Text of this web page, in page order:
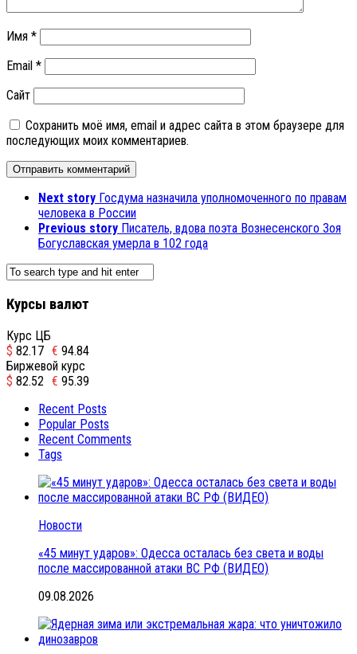
Имя *
Email *
Сайт
Сохранить моё имя, email и адрес сайта в этом браузере для
последующих моих комментариев.
Next story Госдума назначила уполномоченного по правам
человека в России
Previous story Писатель, вдова поэта Вознесенского Зоя
Богуславская умерла в 102 года
Курсы валют
Курс ЦБ
$ 82.17 € 94.84
Биржевой курс
$ 82.52 € 95.39
Recent Posts
Popular Posts
Recent Comments
Tags
Новости
«45 минут ударов»: Одесса осталась без света и воды
после массированной атаки ВС РФ (ВИДЕО)
09.08.2026